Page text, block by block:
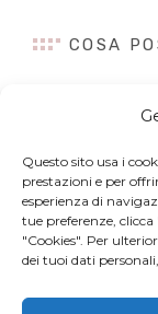
Questo sito usa i
prestazioni e per
esperienza di
tue preferenze,
"Cookies". Per
dei tuoi dati
COSA
Content Creation
Digital PR
Influencer
Newsletter